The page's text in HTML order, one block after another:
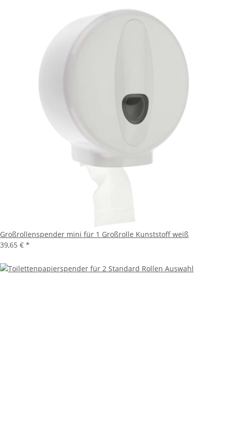
Großrollenspender mini für 1 Großrolle Kunststoff weiß
39,65 € *